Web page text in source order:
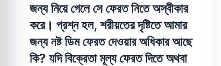
জন্য নিয়ে গেলে সে ফেরত নিতে অস্বীকার
করে। প্রশ্ন হল, শরীয়তের দৃষ্টিতে আমার
জন্য নষ্ট ডিম ফেরত দেওয়ার অধিকার আছে
কি? যদি বিক্রেতা মূল্য ফেরত দিতে অথবা